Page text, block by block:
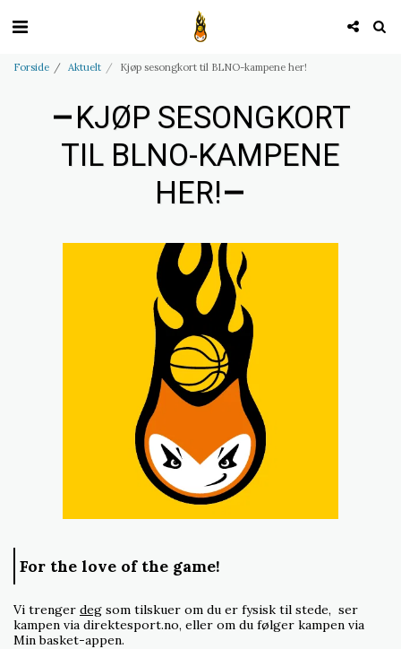
Forside Aktuelt Kjøp sesongkort til BLNO-kampene her!
KJØP SESONGKORT
TIL BLNO-KAMPENE
HER!
For the love of the game!
Vi trenger deg som tilskuer om du er fysisk til stede, ser
kampen via direktesport.no, eller om du følger kampen via
Min basket-appen.